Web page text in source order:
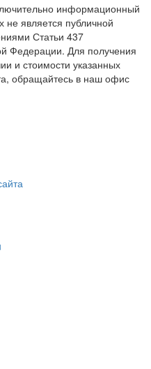
информационный
не является публичной
Статьи 437
Федерации. Для получения
и стоимости указанных
обращайтесь в наш офис